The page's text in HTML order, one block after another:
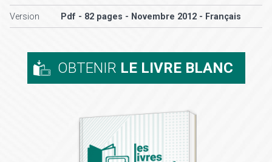
Version Pdf - 82 pages - Novembre 2012 - Français
OBTENIR LE LIVRE BLANC